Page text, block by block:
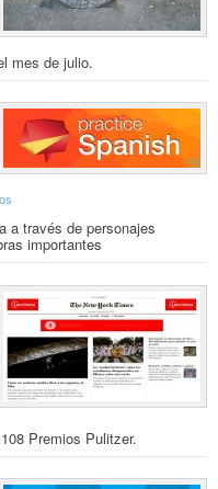
mes de julio.
a través de personajes
importantes
Premios Pulitzer.